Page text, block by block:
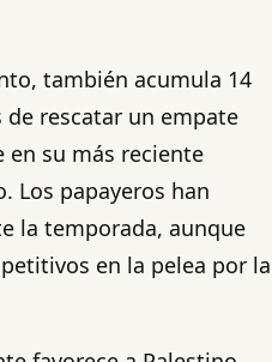
también acumula 14
rescatar un empate
en su más reciente
Los papayeros han
la temporada, aunque
en la pelea por la